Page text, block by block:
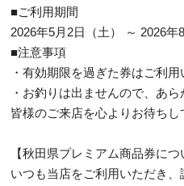
■ご利用期間
2026年5月2日（土） ～ 2026年
■注意事項
・有効期限を過ぎた券はご利用
・お釣りは出ませんので、あら
皆様のご来店を心よりお待ちし
【秋田県プレミアム商品券につ
いつも当店をご利用いただき、